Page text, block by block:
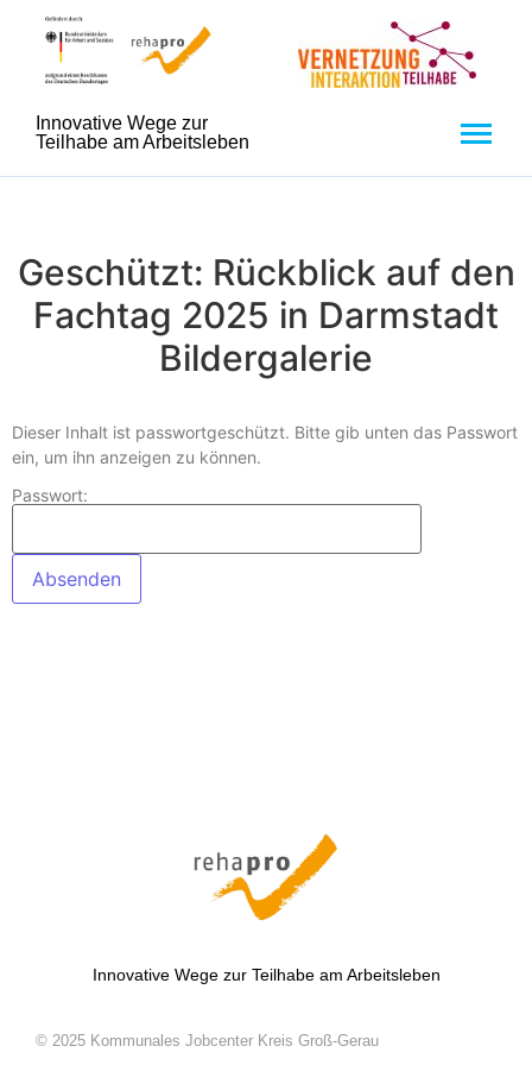
Innovative Wege zur
Teilhabe am Arbeitsleben
Geschützt: Rückblick auf den
Fachtag 2025 in Darmstadt
Bildergalerie
Dieser Inhalt ist passwortgeschützt. Bitte gib unten das Passwort
ein, um ihn anzeigen zu können.
Passwort:
Innovative Wege zur Teilhabe am Arbeitsleben
© 2025 Kommunales Jobcenter Kreis Groß-Gerau